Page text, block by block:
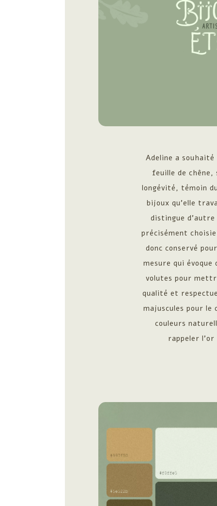
Adeline a
feuille de chêne,
longévité, témoin
bijoux qu’elle
distingue
précisément
donc conservé
mesure qui évoque
volutes pour
qualité et
majuscules pour le
couleurs
rappeler